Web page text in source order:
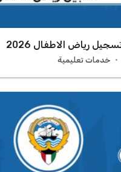
رياض الاطفال 2026
خدمات تعليمية